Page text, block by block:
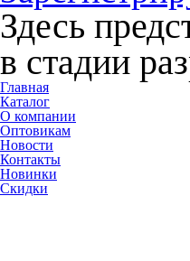
Здесь
в стадии
Главная
Каталог
О компании
Оптовикам
Новости
Контакты
Новинки
Скидки